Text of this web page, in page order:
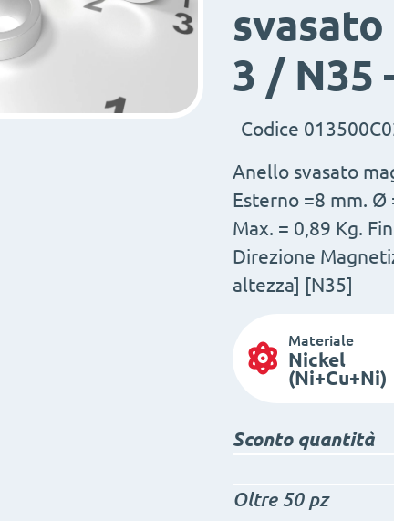
3 / N35
Codice
Anello svasato
Esterno =8 mm. Ø
Max. = 0,89 Kg.
Direzione
altezza] [N35]
Materiale
Nickel
(Ni+Cu+Ni)
Sconto quantità
Oltre 50 pz